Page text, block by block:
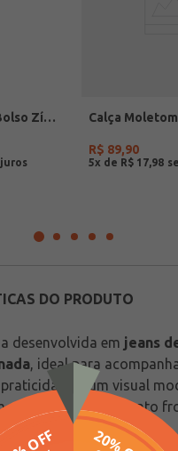
Calça Esportiva Bolso Zíper Masculina PRETO
R$ 89,90
5x de R$ 17 98
DO PRODUTO
desenvolvida em jeans
, ideal para
e um visual
passantes, fechamento
casa, acabamentos
lavagem estonada